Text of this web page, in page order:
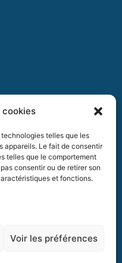
cookies
telles que les
appareils. Le fait de consentir
telles que le comportement
consentir ou de retirer son
et fonctions.
Voir les préférences